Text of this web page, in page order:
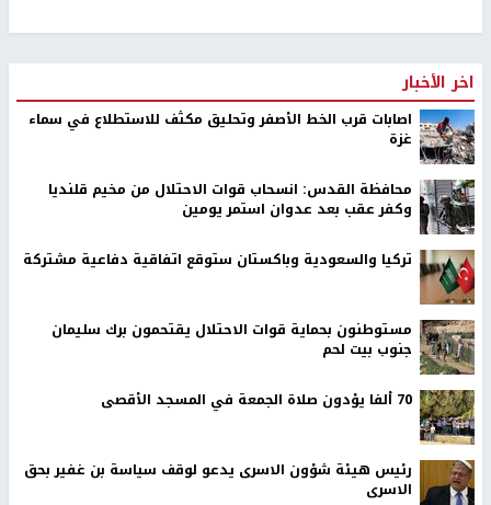
اخر الأخبار
اصابات قرب الخط الأصفر وتحليق مكثف للاستطلاع في سماء
غزة
محافظة القدس: انسحاب قوات الاحتلال من مخيم قلنديا
وكفر عقب بعد عدوان استمر يومين
تركيا والسعودية وباكستان ستوقع اتفاقية دفاعية مشتركة
مستوطنون بحماية قوات الاحتلال يقتحمون برك سليمان
جنوب بيت لحم
70 ألفا يؤدون صلاة الجمعة في المسجد الأقصى
رئيس هيئة شؤون الاسرى يدعو لوقف سياسة بن غفير بحق
الاسرى